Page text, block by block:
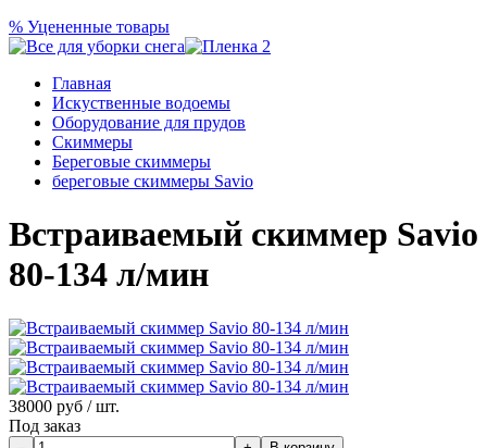
% Уцененные товары
Главная
Искуственные водоемы
Оборудование для прудов
Скиммеры
Береговые скиммеры
береговые скиммеры Savio
Встраиваемый скиммер Savio
80-134 л/мин
38000 руб / шт.
Под заказ